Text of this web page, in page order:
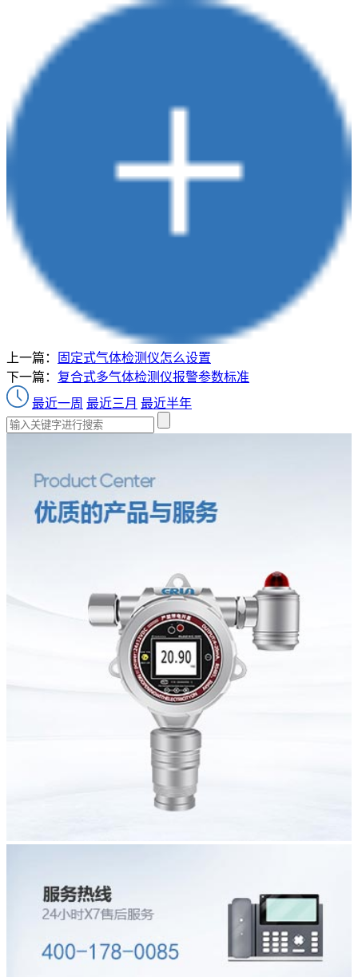
上一篇：
固定式气体检测仪怎么设置
下一篇： 复合式多气体检测仪报警参数标准
最近一周 最近三月 最近半年